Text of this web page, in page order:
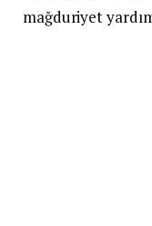
mağduriyet